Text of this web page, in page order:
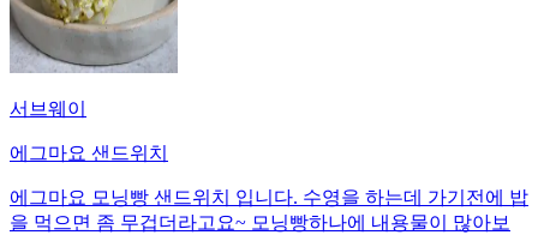
서브웨이
에그마요 샌드위치
에그마요 모닝빵 샌드위치 입니다. 수영을 하는데 가기전에 밥
을 먹으면 좀 무겁더라고요~ 모닝빵하나에 내용물이 많아보